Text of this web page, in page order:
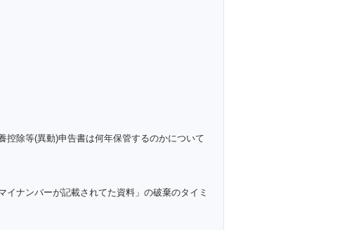
控除等(異動)申告書は何年保管するのかについて
ナンバーが記載されてた資料」の破棄のタイミ